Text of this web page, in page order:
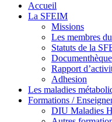
Accueil
La SFEIM
Missions
Les membres
Statuts de la
Documenthèque
Rapport
Adhesion
Les maladies
Formations /
DIU Maladies